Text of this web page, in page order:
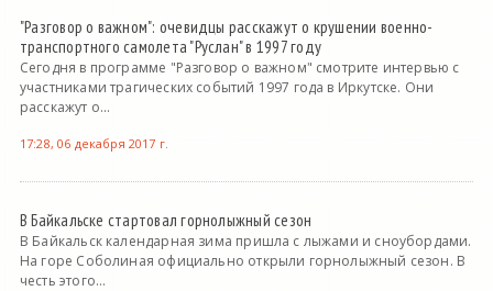
"Разговор о важном": очевидцы расскажут о крушении военно-
транспортного самолета "Руслан" в 1997 году
Сегодня в программе "Разговор о важном" смотрите интервью с
участниками трагических событий 1997 года в Иркутске. Они
расскажут о...
17:28, 06 декабря 2017 г.
В Байкальске стартовал горнолыжный сезон
В Байкальск календарная зима пришла с лыжами и сноубордами.
На горе Соболиная официально открыли горнолыжный сезон. В
честь этого...